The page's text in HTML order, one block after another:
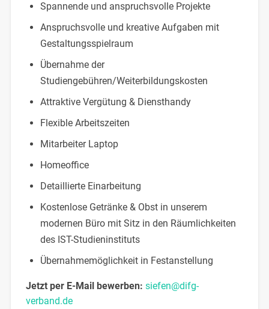
Spannende und anspruchsvolle Projekte
Anspruchsvolle und kreative Aufgaben mit
Gestaltungsspielraum
Übernahme der
Studiengebühren/Weiterbildungskosten
Attraktive Vergütung & Diensthandy
Flexible Arbeitszeiten
Mitarbeiter Laptop
Homeoffice
Detaillierte Einarbeitung
Kostenlose Getränke & Obst in unserem
modernen Büro mit Sitz in den Räumlichkeiten
des IST-Studieninstituts
Übernahmemöglichkeit in Festanstellung
Jetzt per E-Mail bewerben: siefen@difg-
verband.de